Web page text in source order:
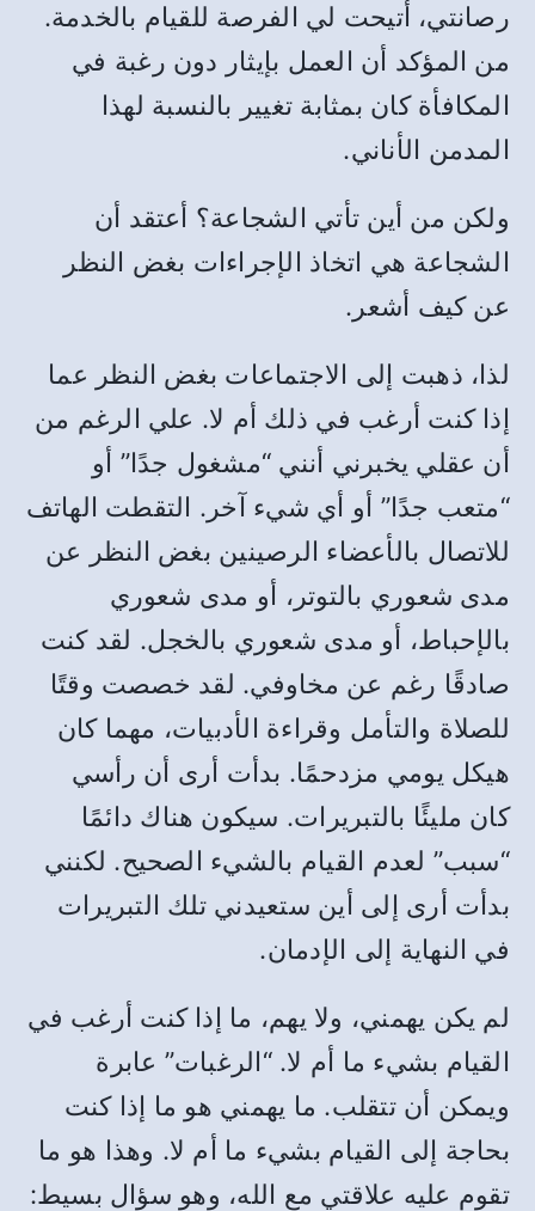
رصانتي، أتيحت لي الفرصة للقيام بالخدمة.
من المؤكد أن العمل بإيثار دون رغبة في
المكافأة كان بمثابة تغيير بالنسبة لهذا
المدمن الأناني.
ولكن من أين تأتي الشجاعة؟ أعتقد أن
الشجاعة هي اتخاذ الإجراءات بغض النظر
عن كيف أشعر.
لذا، ذهبت إلى الاجتماعات بغض النظر عما
إذا كنت أرغب في ذلك أم لا. علي الرغم من
أن عقلي يخبرني أنني “مشغول جدًا” أو
“متعب جدًا” أو أي شيء آخر. التقطت الهاتف
للاتصال بالأعضاء الرصينين بغض النظر عن
مدى شعوري بالتوتر، أو مدى شعوري
بالإحباط، أو مدى شعوري بالخجل. لقد كنت
صادقًا رغم عن مخاوفي. لقد خصصت وقتًا
للصلاة والتأمل وقراءة الأدبيات، مهما كان
هيكل يومي مزدحمًا. بدأت أرى أن رأسي
كان مليئًا بالتبريرات. سيكون هناك دائمًا
“سبب” لعدم القيام بالشيء الصحيح. لكنني
بدأت أرى إلى أين ستعيدني تلك التبريرات
في النهاية إلى الإدمان.
لم يكن يهمني، ولا يهم، ما إذا كنت أرغب في
القيام بشيء ما أم لا. “الرغبات” عابرة
ويمكن أن تتقلب. ما يهمني هو ما إذا كنت
بحاجة إلى القيام بشيء ما أم لا. وهذا هو ما
تقوم عليه علاقتي مع الله، وهو سؤال بسيط: